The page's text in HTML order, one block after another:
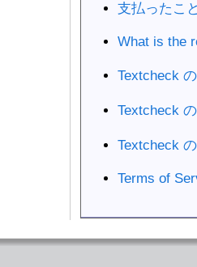
支払ったこ
What is the
Textcheck
Textcheck
Textcheck
Terms of